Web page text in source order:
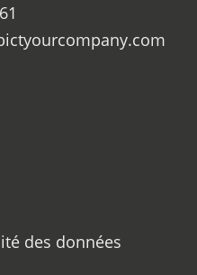
des données